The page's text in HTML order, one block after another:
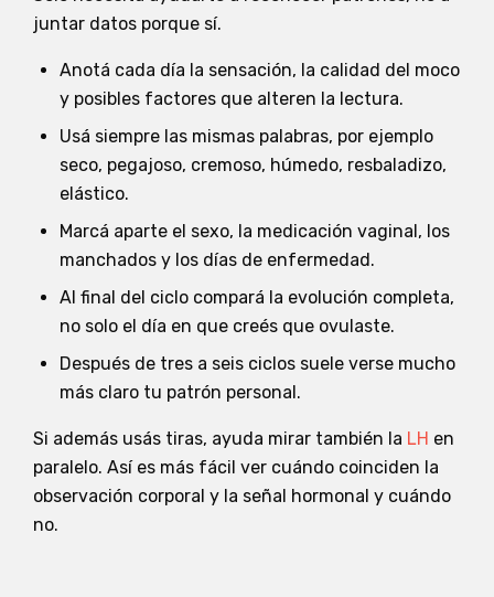
juntar datos porque sí.
Anotá cada día la sensación, la calidad del moco
y posibles factores que alteren la lectura.
Usá siempre las mismas palabras, por ejemplo
seco, pegajoso, cremoso, húmedo, resbaladizo,
elástico.
Marcá aparte el sexo, la medicación vaginal, los
manchados y los días de enfermedad.
Al final del ciclo compará la evolución completa,
no solo el día en que creés que ovulaste.
Después de tres a seis ciclos suele verse mucho
más claro tu patrón personal.
Si además usás tiras, ayuda mirar también la LH en
paralelo. Así es más fácil ver cuándo coinciden la
observación corporal y la señal hormonal y cuándo
no.